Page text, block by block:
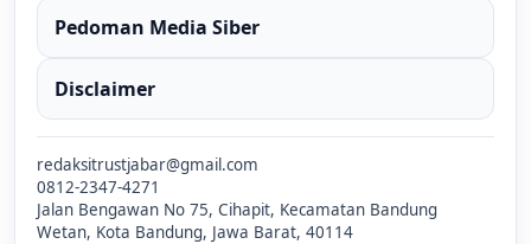
Pedoman Media Siber
Disclaimer
redaksitrustjabar@gmail.com
0812-2347-4271
Jalan Bengawan No 75, Cihapit, Kecamatan Bandung
Wetan, Kota Bandung, Jawa Barat, 40114